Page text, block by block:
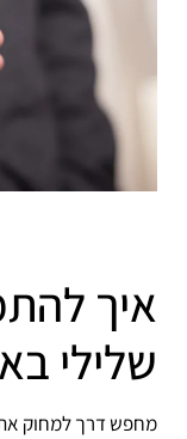
איך
שלילי
מחפש דרך למחוק את